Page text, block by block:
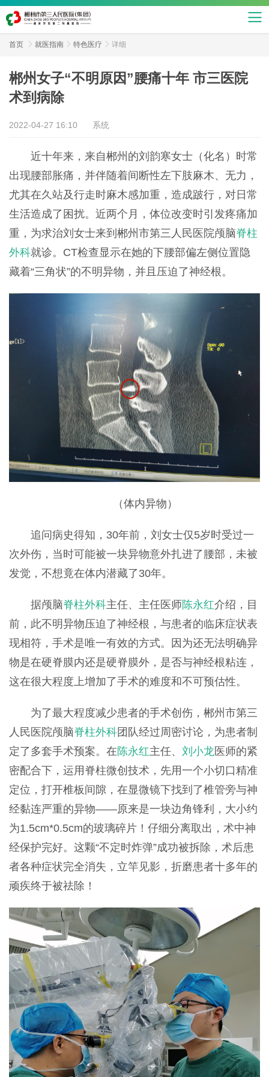
首页  就医指南  特色医疗  详细
郴州女子“不明原因”腰痛十年 市三医院
术到病除
2022-04-27 16:10 系统
近十年来，来自郴州的刘韵寒女士（化名）时常
出现腰部胀痛，并伴随着间断性左下肢麻木、无力，
尤其在久站及行走时麻木感加重，造成跛行，对日常
生活造成了困扰。近两个月，体位改变时引发疼痛加
重，为求治刘女士来到郴州市第三人民医院颅脑脊柱
外科就诊。 CT检查显示在她的下腰部偏左侧位置隐
藏着“三角状”的不明异物，并且压迫了神经根。
（体内异物）
追问病史得知， 30年前，刘女士仅5岁时受过一
次外伤，当时可能被一块异物意外扎进了腰部，未被
发觉，不想竟在体内潜藏了30年。
据颅脑脊柱外科主任、主任医师陈永红介绍，目
前，此不明异物压迫了神经根，与患者的临床症状表
现相符，手术是唯一有效的方式。因为还无法明确异
物是在硬脊膜内还是硬脊膜外，是否与神经根粘连，
这在很大程度上增加了手术的难度和不可预估性。
为了最大程度减少患者的手术创伤，郴州市第三
人民医院颅脑脊柱外科团队经过周密讨论，为患者制
定了多套手术预案。在陈永红主任、 刘小龙医师的紧
密配合下，运用脊柱微创技术，先用一个小切口精准
定位，打开椎板间隙，在显微镜下找到了椎管旁与神
经黏连严重的异物——原来是一块边角锋利，大小约
为1.5cm*0.5cm的玻璃碎片！仔细分离取出，术中神
经保护完好。这颗“不定时炸弹”成功被拆除，术后患
者各种症状完全消失，立竿见影，折磨患者十多年的
顽疾终于被祛除！